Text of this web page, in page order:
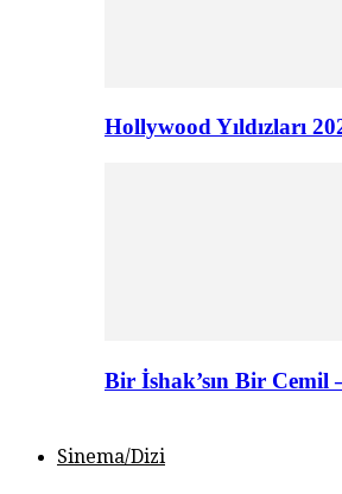
Hollywood Yıldızları
Bir İshak’sın Bir Cemil
Sinema/Dizi